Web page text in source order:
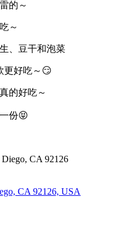
的～
～
、豆干和泡菜
更好吃～😏
的好吃～
份😝
Diego, CA 92126
CA 92126, USA